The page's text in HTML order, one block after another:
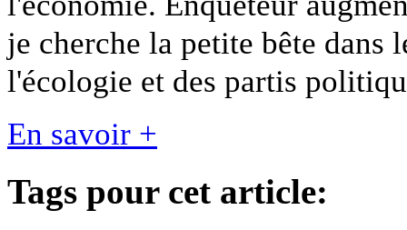
je cherche la petite bête dans
l'écologie et des partis
En savoir +
Tags pour cet article: